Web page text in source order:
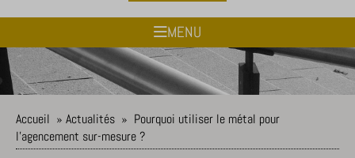
MENU
Accueil » Actualités » Pourquoi utiliser le métal pour
l’agencement sur-mesure ?